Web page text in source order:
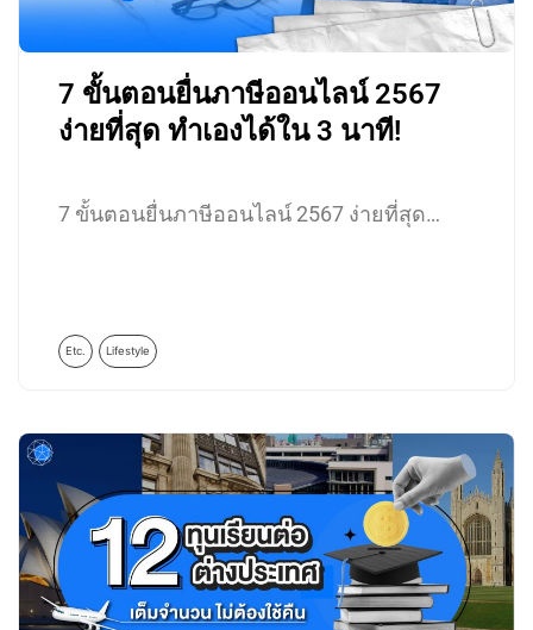
7 ขั้นตอนยื่นภาษีออนไลน์ 2567
ง่ายที่สุด ทำเองได้ใน 3 นาที!
7 ขั้นตอนยื่นภาษีออนไลน์ 2567 ง่ายที่สุด…
Etc. Lifestyle